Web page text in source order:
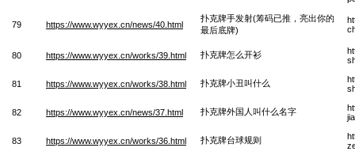
79 https://www.wyyex.cn/news/40.html
扑克牌手发射(筹码已推，亮出你的
最后底牌)
80 https://www.wyyex.cn/works/39.html 扑克牌怎么开衫
81 https://www.wyyex.cn/works/38.html 扑克牌小丑叫什么
82 https://www.wyyex.cn/news/37.html 扑克牌外国人叫什么名字
83 https://www.wyyex.cn/works/36.html 扑克牌台球规则